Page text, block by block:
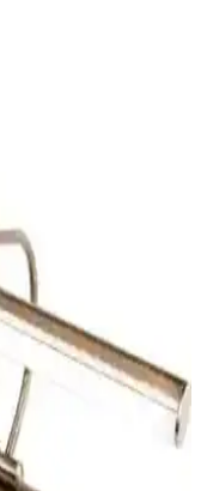
öğrenin. Estetik,
karşılaştırarak
ve
bir arada sunar. Suya
tasarımlarla
aydınlatma ürünleri